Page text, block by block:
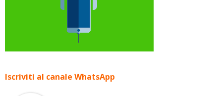
Iscriviti al canale WhatsApp